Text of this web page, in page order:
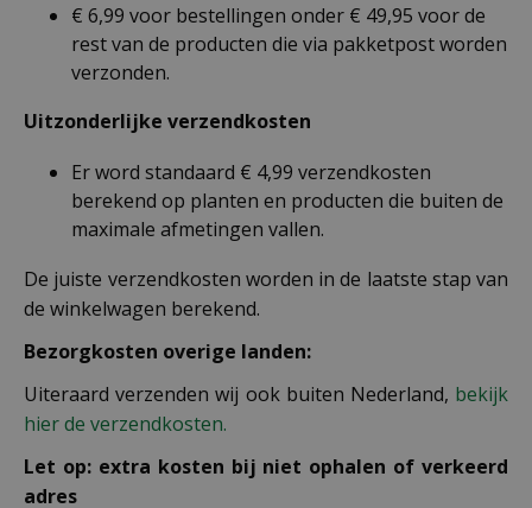
€ 6,99 voor bestellingen onder € 49,95 voor de
rest van de producten die via pakketpost worden
verzonden.
Uitzonderlijke verzendkosten
Er word standaard € 4,99 verzendkosten
berekend op planten en producten die buiten de
maximale afmetingen vallen.
De juiste verzendkosten worden in de laatste stap van
de winkelwagen berekend.
Bezorgkosten overige landen:
Uiteraard verzenden wij ook buiten Nederland, bekijk
hier de verzendkosten.
Let op: extra kosten bij niet ophalen of verkeerd
adres